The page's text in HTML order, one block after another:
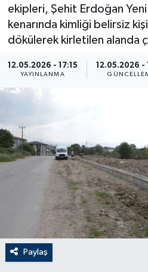
ekipleri, Şehit Erdoğan
kenarında kimliği belirsiz
dökülerek kirletilen alanda
12.05.2026 - 17:15
YAYINLANMA
12.05.2026 -
Paylaş
EKONOMİ
Son Dakika Haberleri